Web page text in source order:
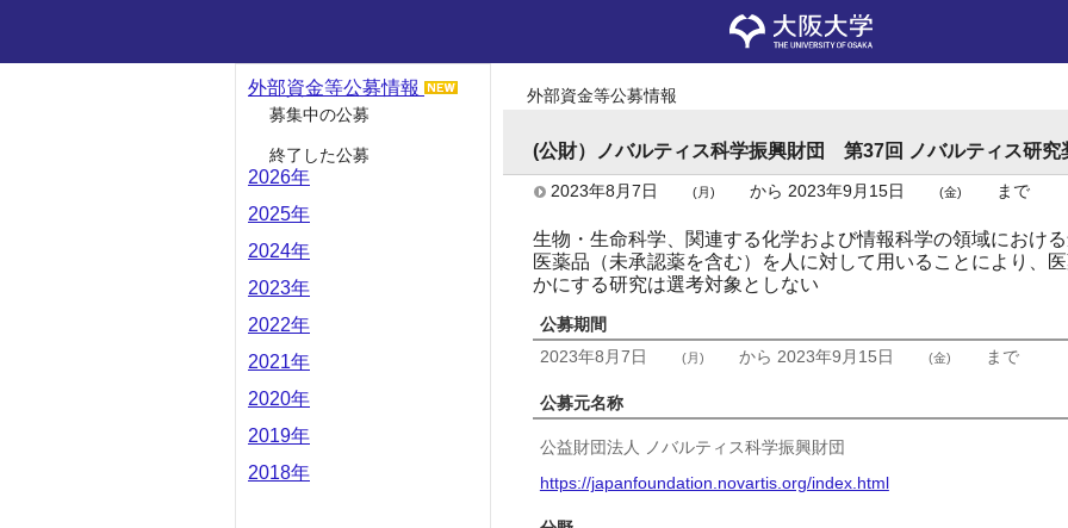
外部資金等公募情報
募集中の公募
終了した公募
2026年
2025年
2024年
2023年
2022年
2021年
2020年
2019年
2018年
外部資金等公募情報
(公財）ノバルティス科学振興財団 第37回 ノバルティス研究
2023年8月7日 (月) から 2023年9月15日 (金) まで
生物・生命科学、関連する化学および情報科学の領域におけ
医薬品（未承認薬を含む）を人に対して用いることにより、
かにする研究は選考対象としない
公募期間
2023年8月7日
(月) から 2023年9月15日 (金) まで
公募元名称
公益財団法人 ノバルティス科学振興財団
https://japanfoundation.novartis.org/index.html